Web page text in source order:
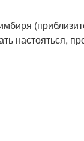
настояться,